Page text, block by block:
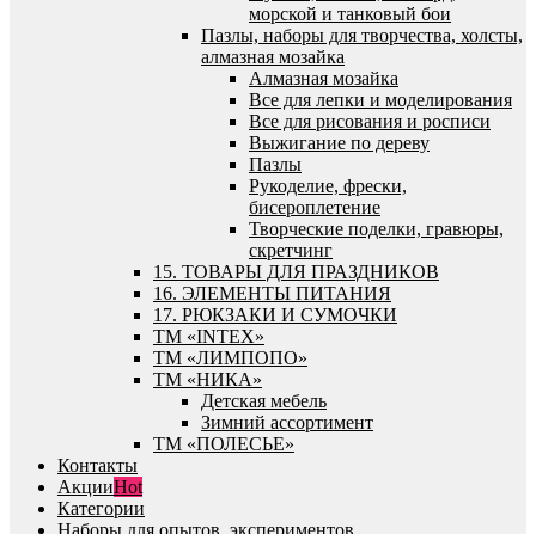
морской и танковый бои
Пазлы, наборы для творчества, холсты,
алмазная мозайка
Алмазная мозайка
Все для лепки и моделирования
Все для рисования и росписи
Выжигание по дереву
Пазлы
Рукоделие, фрески,
бисероплетение
Творческие поделки, гравюры,
скретчинг
15. ТОВАРЫ ДЛЯ ПРАЗДНИКОВ
16. ЭЛЕМЕНТЫ ПИТАНИЯ
17. РЮКЗАКИ И СУМОЧКИ
ТМ «INTEX»
ТМ «ЛИМПОПО»
ТМ «НИКА»
Детская мебель
Зимний ассортимент
ТМ «ПОЛЕСЬЕ»
Контакты
АкцииHot
Категории